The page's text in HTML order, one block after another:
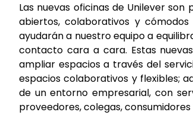
Las nuevas oficinas de Unilever
abiertos, colaborativos y
ayudarán a nuestro equipo a
contacto cara a cara. Estas
ampliar espacios a través del
espacios colaborativos y flexibles;
de un entorno empresarial, con
proveedores, colegas,